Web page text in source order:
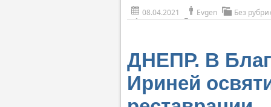
08.04.2021 Evgen Без
ДНЕПР. В
Ириней